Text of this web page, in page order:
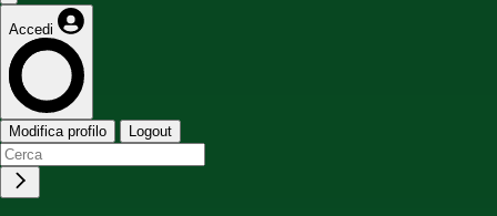
Accedi
Modifica profilo Logout